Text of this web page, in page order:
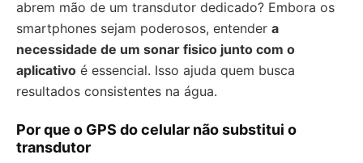
abrem mão de um transdutor dedicado? Embora os
smartphones sejam poderosos, entender a
necessidade de um sonar fisico junto com o
aplicativo é essencial. Isso ajuda quem busca
resultados consistentes na água.
Por que o GPS do celular não substitui o
transdutor